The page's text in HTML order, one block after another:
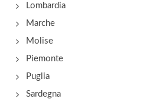
Lombardia
Marche
Molise
Piemonte
Puglia
Sardegna